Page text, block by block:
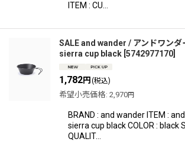
ITEM : CU…
SALE and wander / アンドワン
sierra cup black 5742977170
1,782円 (税込)
希望小売価格: 2,970円
BRAND : and wander ITEM :
sierra cup black COLOR : black
QUALIT…